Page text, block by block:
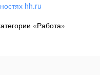
hh.ru
«Работа»